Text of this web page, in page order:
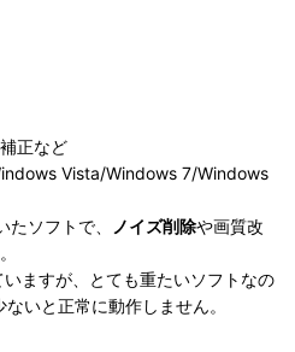
正など
Vista/Windows 7/Windows
たソフトで、
ノイズ削除や画質改
ますが、とても重たいソフトなの
いと正常に動作しません。